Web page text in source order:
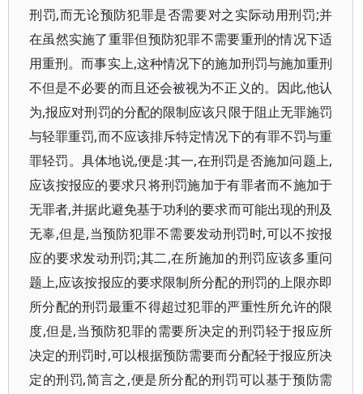
刑罚,而无论预防犯罪是否需要对之实际动用刑罚;并
在虽然实施了重罪但预防犯罪不需要重刑的情况下适
用重刑。而事实上,这种情况下的施加刑罚与施加重刑
不但是不必要的而且还会被视为不正义的。因此,他认
为,报应对刑罚的分配的限制应该只限于阻止无罪施罚
与轻罪重罚,而不应该排斥特定情况下的有罪不罚与重
罪轻罚。具体地说,便是:其一,在刑罚是否施加问题上,
应该按报应的要求只将刑罚施加于有罪者而不施加于
无罪者,并据此避免基于功利的要求而可能出现的刑及
无辜,但是,当预防犯罪不需要发动刑罚时,可以不按报
应的要求发动刑罚;其二,在所施加的刑罚应该多重问
题上,应该按报应的要求限制所分配的刑罚的上限亦即
所分配的刑罚最重不得超过犯罪的严重性所允许的限
度,但是,当预防犯罪的需要所决定的刑罚轻于报应所
决定的刑罚时,可以根据预防需要而分配轻于报应所决
定的刑罚,简言之,便是所分配的刑罚可以基于预防需